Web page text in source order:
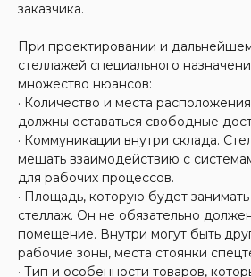
заказчика.
При проектировании и
стеллажей специального
множество нюансов:
· Количество и места
должны оставаться свободные
· Коммуникации внутри склада.
мешать взаимодействию с
для рабочих процессов.
· Площадь, которую будет
стеллаж. Он не обязательно
помещение. Внутри могут быть
рабочие зоны, места стоянки
· Тип и особенности товаров,